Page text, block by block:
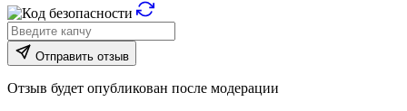
Отправить отзыв
Отзыв будет опубликован после модерации